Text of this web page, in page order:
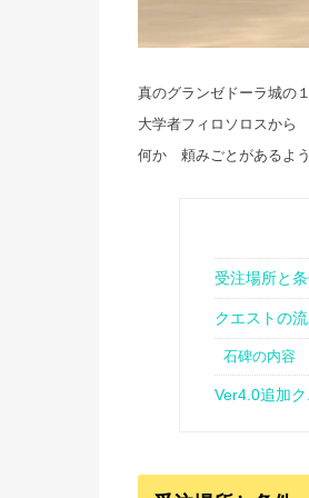
真のグランゼドーラ城の
大学者フィロソロスから
何か 頼みごとがあるよう
受注場所と
クエストの
石碑の内容
Ver4.0追加